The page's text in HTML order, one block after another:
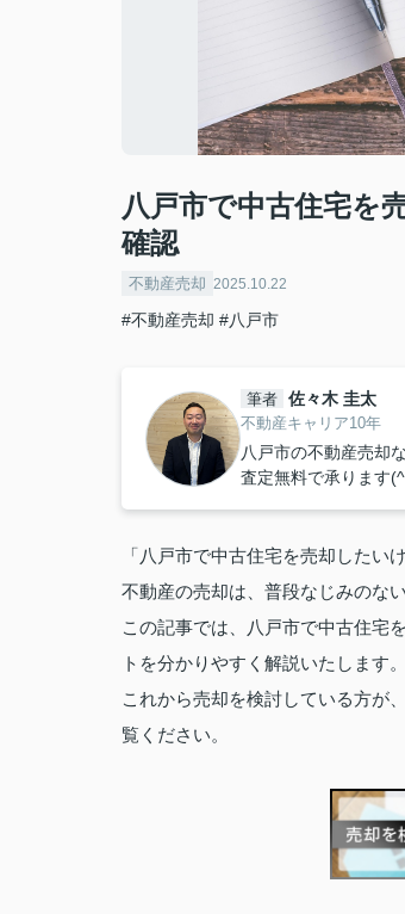
八戸市で中古住宅を
確認
不動産売却 2025.10.22
#不動産売却 #八戸市
筆者 佐々木 圭太
不動産キャリア10年
八戸市の不動産売却
査定無料で承ります
「八戸市で中古住宅を売却したい
不動産の売却は、普段なじみのな
この記事では、八戸市で中古住宅
トを分かりやすく解説いたします。
これから売却を検討している方が
覧ください。